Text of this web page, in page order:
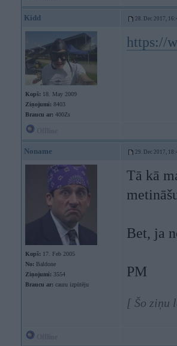
Kidd 28. Dec 2017,
Kopš: 18. May 2009
Ziņojumi: 8403
Braucu ar: 400Zs
https://
Noname 29. Dec 2017,
Kopš: 17. Feb 2005
No: Baldone
Ziņojumi: 3554
Braucu ar: cauru izpūtēju
Tā kā
Bet, ja
PM
[ Šo ziņu